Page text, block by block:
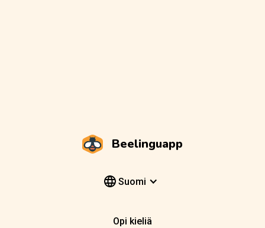
Beelinguapp
Suomi
Opi kieliä